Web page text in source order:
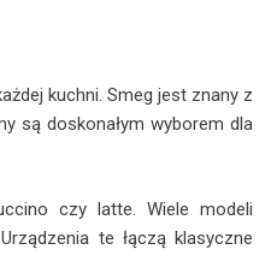
kuchni. Smeg jest znany z
są doskonałym wyborem dla
czy latte. Wiele modeli
te łączą klasyczne